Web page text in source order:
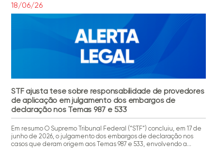
18/06/26
STF ajusta tese sobre responsabilidade de provedores
de aplicação em julgamento dos embargos de
declaração nos Temas 987 e 533
Em resumo O Supremo Tribunal Federal (“STF”) concluiu, em 17 de
junho de 2026, o julgamento dos embargos de declaração nos
casos que deram origem aos Temas 987 e 533, envolvendo a